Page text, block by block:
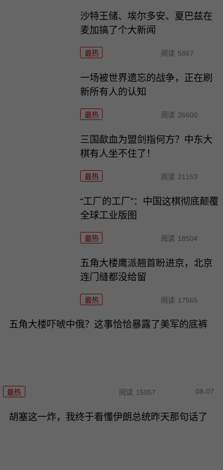
沙特王储、埃尔多安、夏巴兹在
麦加搞了个大新闻
最热 阅读 5867
一场被世界遗忘的战争，正在刷
新所有人的认知
最热 阅读 26600
三国歃血为盟剑指何方？中东大
棋有人坐不住了！
最热 阅读 21153
“工厂的工厂”：中国这棋彻底颠覆
全球工业版图
最热 阅读 18504
五角大楼鹰派翘首盼进京，北京
连门缝都没给留
最热 阅读 17565
五角大楼吓唬中俄？这事恰恰暴露了美军的底裤
最热 阅读 15057 08-07
胡塞这一炸，我终于看懂伊朗总统昨天那句话了